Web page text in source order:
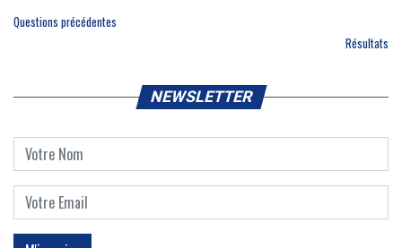
Questions précédentes
Résultats
NEWSLETTER